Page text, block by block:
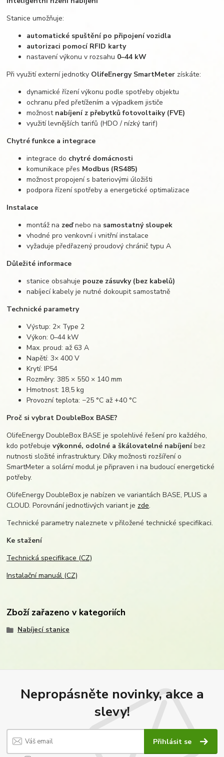
Stanice umožňuje:
automatické spuštění po připojení vozidla
autorizaci pomocí RFID karty
nastavení výkonu v rozsahu 0–44 kW
Při využití externí jednotky OlifeEnergy SmartMeter získáte:
dynamické řízení výkonu podle spotřeby objektu
ochranu před přetížením a výpadkem jističe
možnost nabíjení z přebytků fotovoltaiky (FVE)
využití levnějších tarifů (HDO / nízký tarif)
Chytré funkce a integrace
integrace do chytré domácnosti
komunikace přes Modbus (RS485)
možnost propojení s bateriovými úložišti
podpora řízení spotřeby a energetické optimalizace
Instalace
montáž na zeďnebo na samostatný sloupek
vhodné pro venkovní i vnitřní instalace
vyžaduje předřazený proudový chránič typu A
Důležité informace
stanice obsahuje pouze zásuvky (bez kabelů)
nabíjecí kabely je nutné dokoupit samostatně
Technické parametry
Výstup: 2× Type 2
Výkon: 0–44 kW
Max. proud: až 63 A
Napětí: 3× 400 V
Krytí: IP54
Rozměry: 385 × 550 × 140 mm
Hmotnost: 18,5 kg
Provozní teplota: −25 °C až +40 °C
Proč si vybrat DoubleBox BASE?
OlifeEnergy DoubleBox BASE je spolehlivé řešení pro každého,
kdo potřebujevýkonné, odolné a škálovatelné nabíjeníbez
nutnosti složité infrastruktury. Díky možnosti rozšíření o
SmartMeter a solární modul je připraven i na budoucí energetické
potřeby.
OlifeEnergy DoubleBox je nabízen ve variantách BASE, PLUS a
CLOUD. Porovnání jednotlivých variant je zde.
Technické parametry naleznete v přiložené technické specifikaci.
Ke stažení
Technická specifikace (CZ)
Instalační manuál (CZ)
Zboží zařazeno v kategoriích
Nabíjecí stanice
Nepropásněte novinky, akce a
slevy!
Přihlásit se